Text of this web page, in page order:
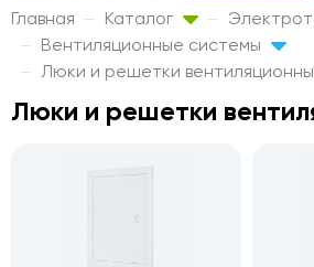
Главная Каталог
Вентиляционные системы
Люки и решетки
Люки и решетки